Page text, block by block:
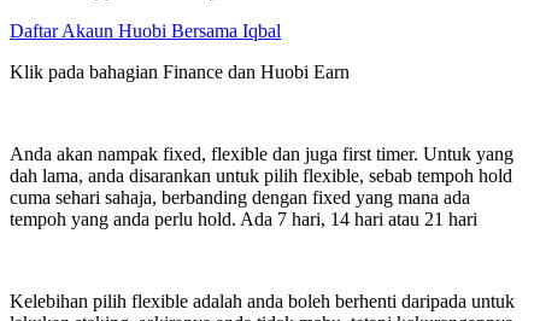
Daftar Akaun Huobi Bersama Iqbal
Klik pada bahagian Finance dan Huobi Earn
Anda akan nampak fixed, flexible dan juga first timer. Untuk yang
dah lama, anda disarankan untuk pilih flexible, sebab tempoh hold
cuma sehari sahaja, berbanding dengan fixed yang mana ada
tempoh yang anda perlu hold. Ada 7 hari, 14 hari atau 21 hari
Kelebihan pilih flexible adalah anda boleh berhenti daripada untuk